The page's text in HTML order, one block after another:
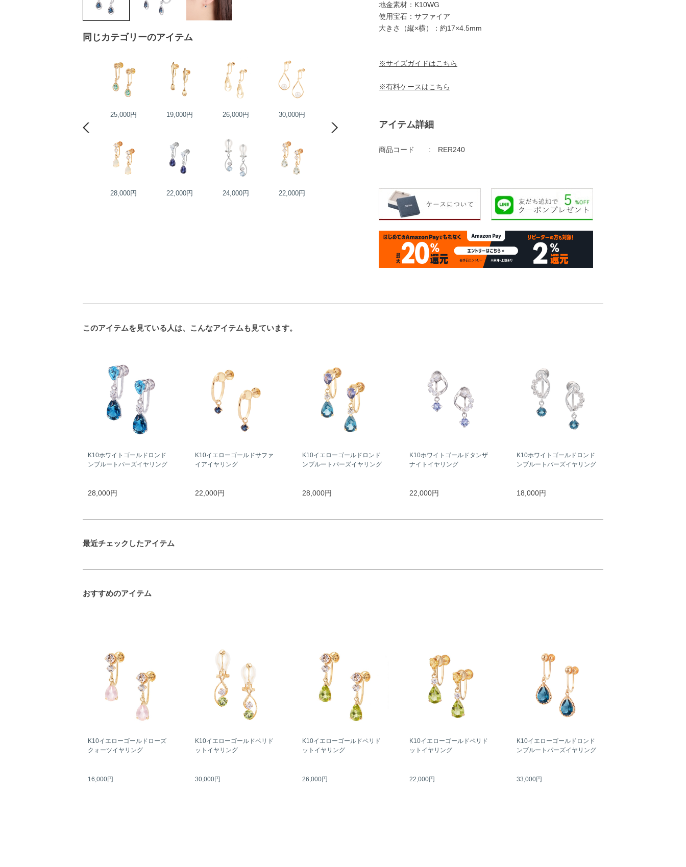
同じカテゴリーのアイテム
25,000円 19,000円 26,000円 30,000円
28,000円 22,000円 24,000円 22,000円
地金素材：K10WG
使用宝石：サファイア
大きさ（縦×横）：約17×4.5mm
※サイズガイドはこちら
※有料ケースはこちら
アイテム詳細
商品コード RER240
このアイテムを見ている人は、こんなアイテムも見ています。
K10ホワイトゴールドロンド
ンブルートパーズイヤリング
28,000円
K10イエローゴールドサファ
イアイヤリング
22,000円
K10イエローゴールドロンド
ンブルートパーズイヤリング
28,000円
K10ホワイトゴールドタンザ
ナイトイヤリング
22,000円
K10ホワイトゴールドロンド
ンブルートパーズイヤリング
18,000円
最近チェックしたアイテム
おすすめのアイテム
K10イエローゴールドローズ
クォーツイヤリング
16,000円
K10イエローゴールドペリド
ットイヤリング
30,000円
K10イエローゴールドペリド
ットイヤリング
26,000円
K10イエローゴールドペリド
ットイヤリング
22,000円
K10イエローゴールドロンド
ンブルートパーズイヤリング
33,000円